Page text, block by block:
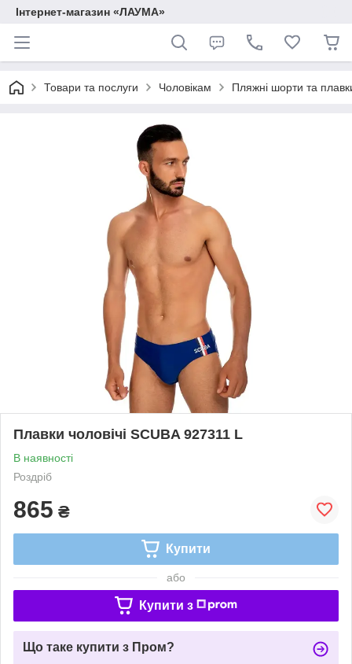
Інтернет-магазин «ЛАУМА»
Товари та послуги Чоловікам Пляжні шорти та
Плавки чоловічі SCUBA 927311 L
В наявності
Роздріб
865 ₴
Купити
або
Купити з
Що таке купити з Пром?